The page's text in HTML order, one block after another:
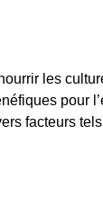
les
pour
facteurs